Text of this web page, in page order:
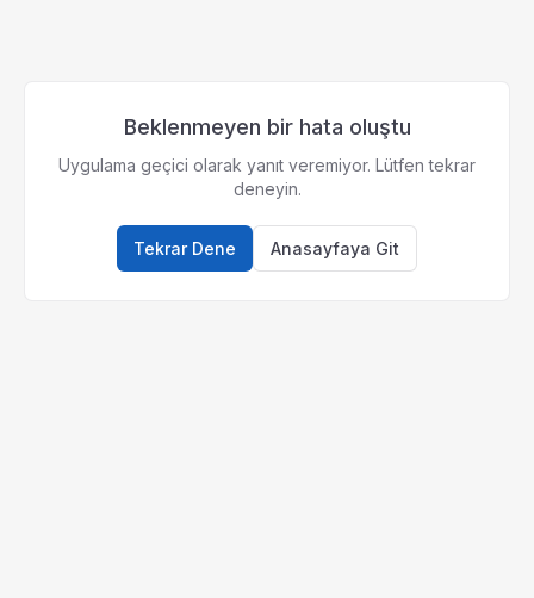
Beklenmeyen bir hata oluştu
Uygulama geçici olarak yanıt veremiyor. Lütfen tekrar
deneyin.
Tekrar Dene Anasayfaya Git